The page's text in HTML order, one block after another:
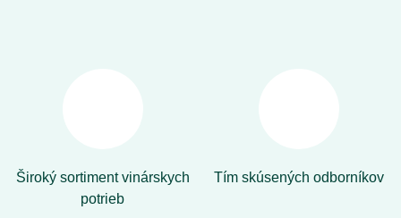
Široký sortiment vinárskych
potrieb
Tím skúsených odborníkov